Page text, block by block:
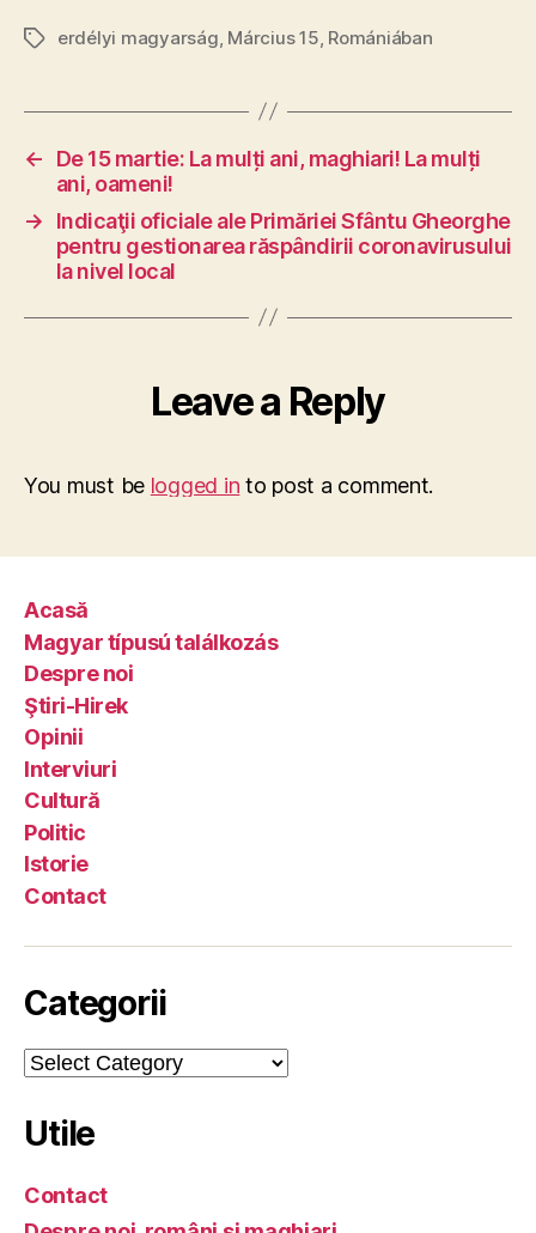
Tagserdélyi magyarság Március 15 Romániában
←
De 15 martie: La mulți ani, maghiari! La mulți
ani, oameni!
→
Indicaţii oficiale ale Primăriei Sfântu Gheorghe
pentru gestionarea răspândirii coronavirusului
la nivel local
Leave a Reply
You must be logged in to post a comment.
Acasă
Magyar típusú találkozás
Despre noi
Ştiri-Hirek
Opinii
Interviuri
Cultură
Politic
Istorie
Contact
Categorii
Categorii
Utile
Contact